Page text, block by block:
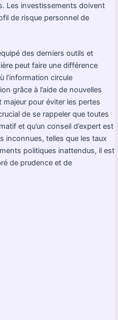
Les investissements doivent
de risque personnel de
des derniers outils et
peut faire une différence
l’information circule
grâce à l’aide de nouvelles
pour éviter les pertes
de se rappeler que toutes
et qu’un conseil d’expert est
inconnues, telles que les taux
politiques inattendus, il est
de prudence et de